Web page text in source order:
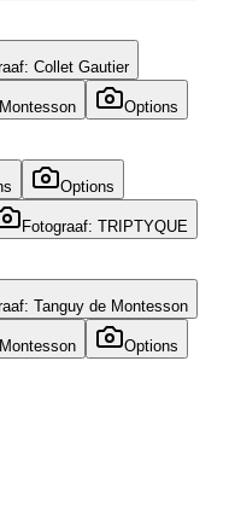
Collet Gautier
Options
Options
Fotograaf: TRIPTYQUE
Tanguy de Montesson
Options